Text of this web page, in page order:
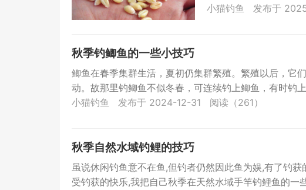
大家介绍几款用...
小猫钓鱼 发布于
秋季钓鲫鱼的一些小技巧
鲫鱼在春季集群生活，夏初仍集群繁殖。繁殖以后，它
动。故那里钓鲫鱼不似冬春，可连续钓上鲫鱼，有时钓
小猫钓鱼
发布于 2024-12-31 阅读（261）
秋季自然水域钓鲤的技巧
虽说休闲钓鱼意不在鱼,但钓者仍然因此鱼为娱,有了钓
受钓获的快乐,我把自己秋季在天然水域手竿钓鲤鱼的一